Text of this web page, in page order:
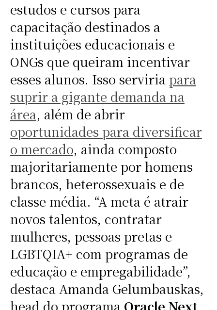
estudos e cursos para
capacitação destinados a
instituições educacionais e
ONGs que queiram incentivar
esses alunos. Isso serviriapara
suprir a gigante demanda na
área, além de abrir
oportunidades para diversificar
o mercado, ainda composto
majoritariamente por homens
brancos, heterossexuais e de
classe média. “A meta é atrair
novos talentos, contratar
mulheres, pessoas pretas e
LGBTQIA+ com programas de
educação e empregabilidade”,
destaca Amanda Gelumbauskas,
head do programa Oracle Next